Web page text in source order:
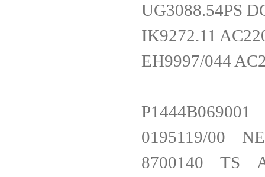
IK9272.11
EH9997/044
0195119/00
8700140 TS